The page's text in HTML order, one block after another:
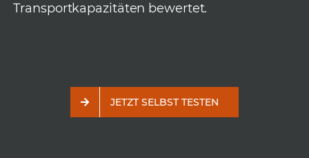
Transportkapazitäten bewertet.
JETZT SELBST TESTEN